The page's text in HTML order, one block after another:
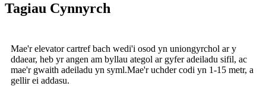
Tagiau Cynnyrch
Mae'r elevator cartref bach wedi'i osod yn uniongyrchol ar y
ddaear, heb yr angen am byllau ategol ar gyfer adeiladu sifil, ac
mae'r gwaith adeiladu yn syml.Mae'r uchder codi yn 1-15 metr, a
gellir ei addasu.